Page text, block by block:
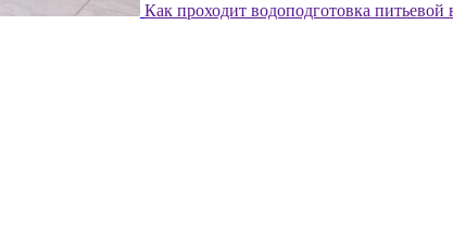
Как проходит водоподготовка питьевой